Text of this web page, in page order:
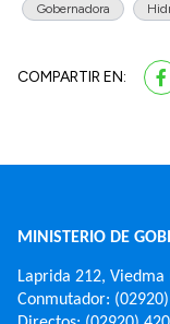
Gobernadora
COMPARTIR EN:
MINISTERIO DE
Laprida 212, Viedma
Conmutador: